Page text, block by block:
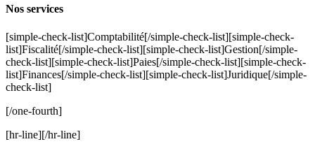
Nos services
[simple-check-list]Comptabilité[/simple-check-list][simple-check-
list]Fiscalité[/simple-check-list][simple-check-list]Gestion[/simple-
check-list][simple-check-list]Paies[/simple-check-list][simple-check-
list]Finances[/simple-check-list][simple-check-list]Juridique[/simple-
check-list]
[/one-fourth]
[hr-line][/hr-line]